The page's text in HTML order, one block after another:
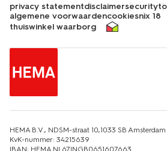
privacy statementdisclaimersecurity
algemene voorwaardencookiesnix 18
thuiswinkel waarborg
HEMA B.V., NDSM-straat 10,1033 SB Amsterdam
KvK-nummer: 34215639
IBAN: HEMA NL67INGB0651607663